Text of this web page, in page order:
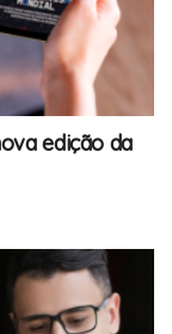
edição da